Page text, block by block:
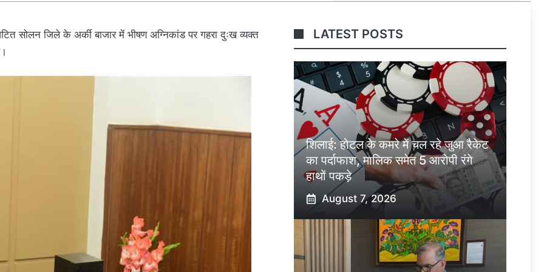
सोलन जिले के अर्की बाजार में भीषण अग्निकांड पर गहरा दुःख व्यक्त
LATEST POSTS
शिलाई: होटल के कमरे में चल रहे जुआ रैकेट
का पर्दाफाश, मालिक समेत 5 आरोपी रंगे
हाथों पकड़े
August 7, 2026